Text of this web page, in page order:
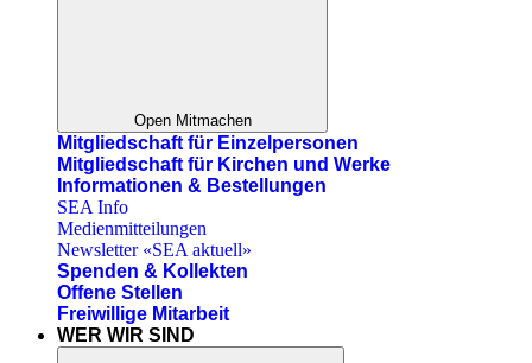
Open Mitmachen
Mitgliedschaft für Einzelpersonen
Mitgliedschaft für Kirchen und Werke
Informationen & Bestellungen
SEA Info
Medienmitteilungen
Newsletter «SEA aktuell»
Spenden & Kollekten
Offene Stellen
Freiwillige Mitarbeit
WER WIR SIND